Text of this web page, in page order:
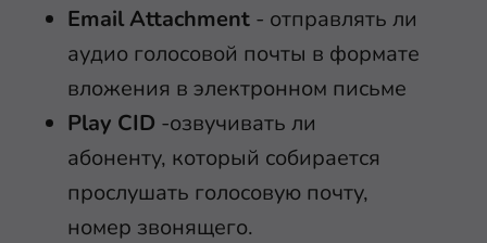
Email Attachment - отправлять ли
аудио голосовой почты в формате
вложения в электронном письме
Play CID -озвучивать ли
абоненту, который собирается
прослушать голосовую почту,
номер звонящего.